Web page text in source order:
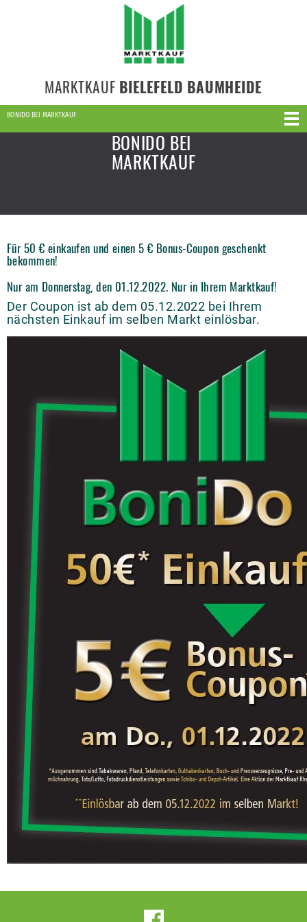
MARKTKAUF BIELEFELD BAUMHEIDE
BONIDO BEI MARKTKAUF
BONIDO BEI
MARKTKAUF
Für 50 € einkaufen und einen 5 € Bonus-Coupon geschenkt
bekommen!
Nur am Donnerstag, den 01.12.2022. Nur in Ihrem Marktkauf!
Der Coupon ist ab dem 05.12.2022 bei Ihrem
nächsten Einkauf im selben Markt einlösbar.